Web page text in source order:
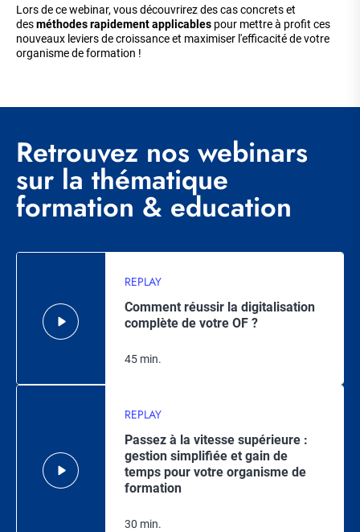
Lors de ce webinar, vous découvrirez des cas concrets et
desméthodes rapidement applicables pour mettre à profit ces
nouveaux leviers de croissance et maximiser l'efficacité de votre
organisme de formation !
Retrouvez nos webinars
sur la thématique
formation & education
REPLAY
Comment réussir la digitalisation
complète de votre OF ?
45 min.
REPLAY
Passez à la vitesse supérieure :
gestion simplifiée et gain de
temps pour votre organisme de
formation
30 min.